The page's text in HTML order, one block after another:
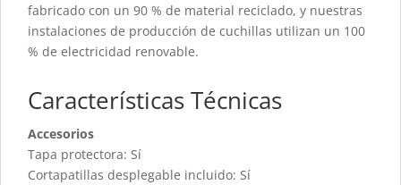
fabricado con un 90 % de material reciclado, y nuestras
instalaciones de producción de cuchillas utilizan un 100
% de electricidad renovable.
Características Técnicas
Accesorios
Tapa protectora: Sí
Cortapatillas desplegable incluido: Sí